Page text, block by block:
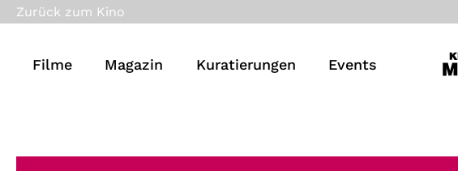
Zurück zum Kino
Filme Magazin Kuratierungen Events